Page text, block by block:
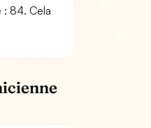
: 84. Cela